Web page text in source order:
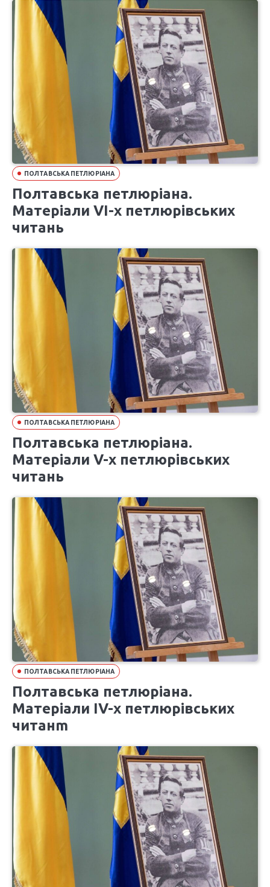
ПОЛТАВСЬКА ПЕТЛЮРІАНА
Полтавська петлюріана.
Матеріали VІ-х петлюрівських
читань
ПОЛТАВСЬКА ПЕТЛЮРІАНА
Полтавська петлюріана.
Матеріали V-х петлюрівських
читань
ПОЛТАВСЬКА ПЕТЛЮРІАНА
Полтавська петлюріана.
Матеріали ІV-х петлюрівських
читанm